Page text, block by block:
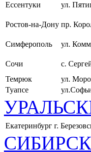
Ессентуки ул.
Ростов-на-Дону пр.
Симферополь ул.
Сочи с.
Темрюк
ул.
Туапсе
Екатеринбург г.